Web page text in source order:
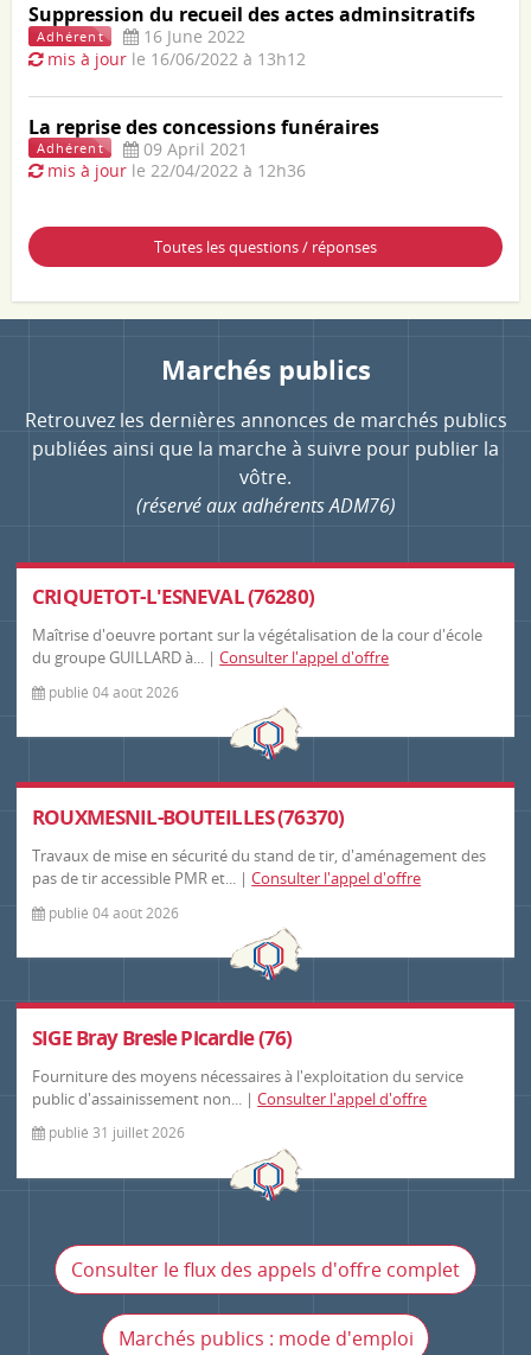
Suppression du recueil des actes adminsitratifs
Adhérent
16 June 2022
mis à jourle 16/06/2022 à 13h12
La reprise des concessions funéraires
Adhérent
09 April 2021
mis à jourle 22/04/2022 à 12h36
Toutes les questions / réponses
Marchés publics
Retrouvez les dernières annonces de marchés publics
publiées ainsi que la marche à suivre pour publier la
vôtre.
(réservé aux adhérents ADM76)
CRIQUETOT-L'ESNEVAL (76280)
Maîtrise d'oeuvre portant sur la végétalisation de la cour d'école
du groupe GUILLARD à... |Consulter l'appel d'offre
publié 04 août 2026
ROUXMESNIL-BOUTEILLES (76370)
Travaux de mise en sécurité du stand de tir, d'aménagement des
pas de tir accessible PMR et... |Consulter l'appel d'offre
publié 04 août 2026
SIGE Bray Bresle Picardie (76)
Fourniture des moyens nécessaires à l'exploitation du service
public d'assainissement non... |Consulter l'appel d'offre
publié 31 juillet 2026
Consulter le flux des appels d'offre complet
Marchés publics : mode d'emploi